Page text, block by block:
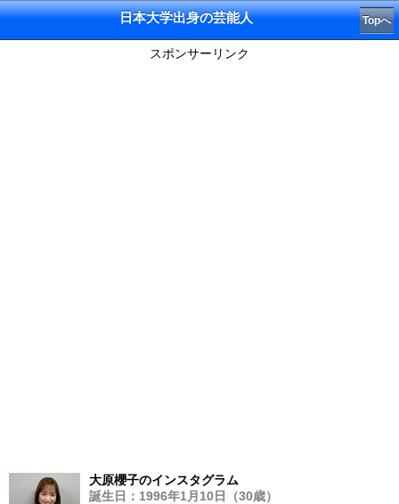
日本大学出身の芸能人 Topへ
スポンサーリンク
大原櫻子のインスタグラム
誕生日：1996年1月10日（30歳）